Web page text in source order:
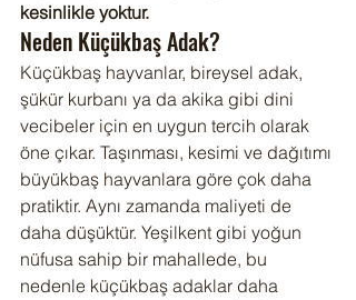
kesinlikle yoktur.
Neden Küçükbaş Adak?
Küçükbaş hayvanlar, bireysel adak,
şükür kurbanı ya da akika gibi dini
vecibeler için en uygun tercih olarak
öne çıkar. Taşınması, kesimi ve dağıtımı
büyükbaş hayvanlara göre çok daha
pratiktir. Aynı zamanda maliyeti de
daha düşüktür. Yeşilkent gibi yoğun
nüfusa sahip bir mahallede, bu
nedenle küçükbaş adaklar daha